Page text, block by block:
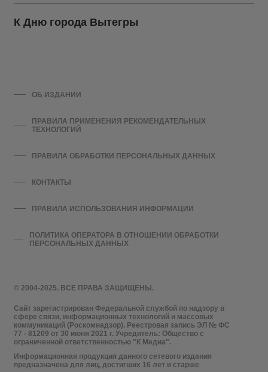
К Дню города Вытегры
© 2004-2025. ВСЕ ПРАВА ЗАЩИЩЕНЫ.
Сайт зарегистрирован Федеральной службой по надзору в
сфере связи, информационных технологий и массовых
коммуникаций (Роскомнадзор). Реестровая запись ЭЛ № ФС
77 - 81209 от 30 июня 2021 г. Учредитель: Общество с
ограниченной ответственностью "К Медиа".
Информационная продукция данного сетевого издания
предназначена для лиц, достигших 16 лет и старше
ОБ ИЗДАНИИ
ПРАВИЛА ПРИМЕНЕНИЯ РЕКОМЕНДАТЕЛЬНЫХ
ТЕХНОЛОГИЙ
ПРАВИЛА ОБРАБОТКИ ПЕРСОНАЛЬНЫХ ДАННЫХ
КОНТАКТЫ
ПРАВИЛА ИСПОЛЬЗОВАНИЯ ИНФОРМАЦИИ
ПОЛИТИКА ОПЕРАТОРА В ОТНОШЕНИИ ОБРАБОТКИ
ПЕРСОНАЛЬНЫХ ДАННЫХ